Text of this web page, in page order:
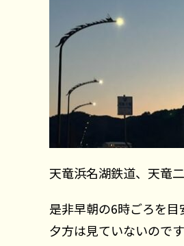
天竜浜名湖鉄道、天竜
是非早朝の6時ごろを
夕方は見ていないので